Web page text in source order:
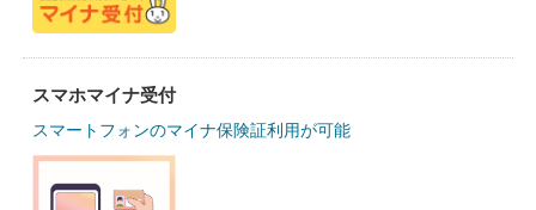
スマホマイナ受付
スマートフォンのマイナ保険証利用が可能